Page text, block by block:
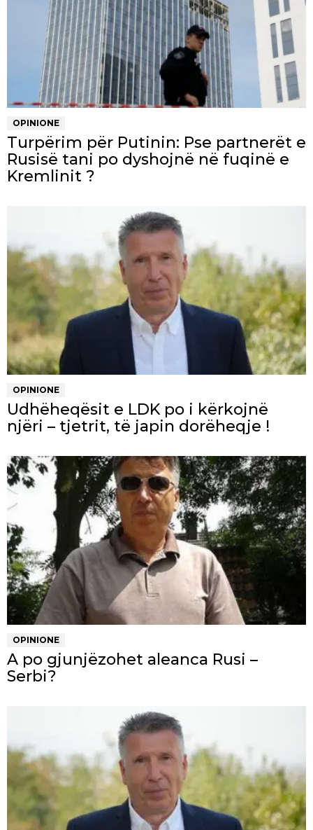
OPINIONE
Turpërim për Putinin: Pse partnerët e
Rusisë tani po dyshojnë në fuqinë e
Kremlinit ?
OPINIONE
Udhëheqësit e LDK po i kërkojnë
njëri – tjetrit, të japin dorëheqje !
OPINIONE
A po gjunjëzohet aleanca Rusi –
Serbi?